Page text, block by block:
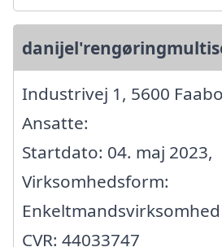
Industrivej 1, 5600
Ansatte:
Startdato: 04. maj 2023,
Virksomhedsform:
Enkeltmandsvirksomhed
CVR: 44033747